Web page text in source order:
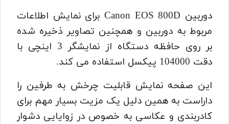
دوربین Canon EOS 800D برای نمایش اطلاعات
مربوط به دوربین و همچنین تصاویر ذخیره شده
بر روی حافظه دستگاه از نمایشگر 3 اینچی با
دقت 104000 پیکسل استفاده می کند.
این صفحه نمایش قابلیت چرخش به طرفین را
داراست به همین دلیل یک مزیت بسیار مهم برای
کادربندی و عکاسی به خصوص در زوایایی دشوار